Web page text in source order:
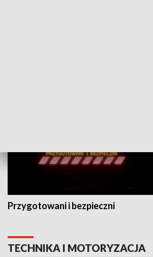
Przygotowani i bezpieczni
TECHNIKA I MOTORYZACJA